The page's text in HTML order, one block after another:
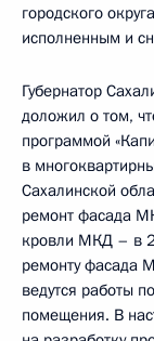
городского
исполненным и
Губернатор
доложил о том,
программой
в
Сахалинской
ремонт фасада
кровли МКД – в
ремонту фасада
ведутся работы
помещения. В